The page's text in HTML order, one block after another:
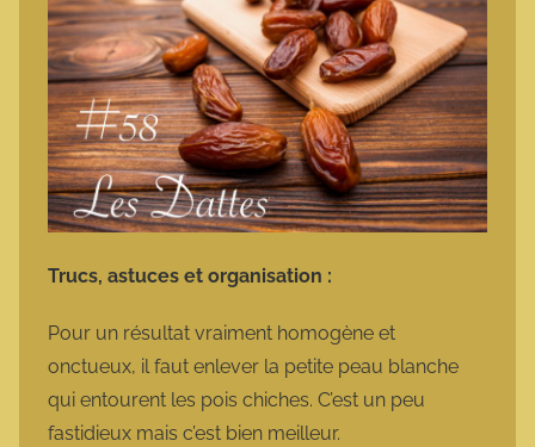
Trucs, astuces et organisation :
Pour un résultat vraiment homogène et
onctueux, il faut enlever la petite peau blanche
qui entourent les pois chiches. C’est un peu
fastidieux mais c’est bien meilleur.